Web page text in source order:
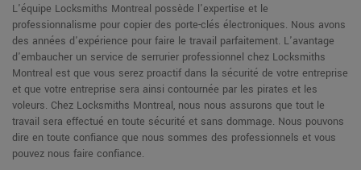
L'équipe Locksmiths Montreal possède l'expertise et le
professionnalisme pour copier des porte-clés électroniques. Nous avons
des années d'expérience pour faire le travail parfaitement. L'avantage
d'embaucher un service de serrurier professionnel chez Locksmiths
Montreal est que vous serez proactif dans la sécurité de votre entreprise
et que votre entreprise sera ainsi contournée par les pirates et les
voleurs. Chez Locksmiths Montreal, nous nous assurons que tout le
travail sera effectué en toute sécurité et sans dommage. Nous pouvons
dire en toute confiance que nous sommes des professionnels et vous
pouvez nous faire confiance.